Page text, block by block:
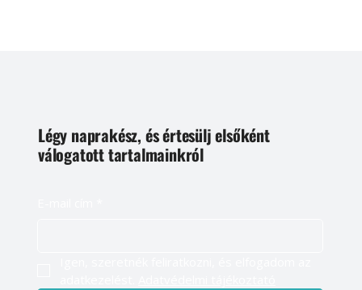
Légy naprakész, és értesülj elsőként
válogatott tartalmainkról